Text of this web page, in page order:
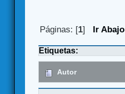
Páginas: [1] Ir Abajo
Etiquetas:
Autor